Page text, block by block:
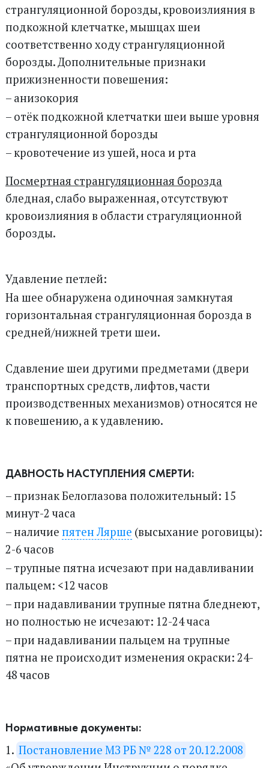
странгуляционной борозды, кровоизлияния в
подкожной клетчатке, мышцах шеи
соответственно ходу странгуляционной
борозды. Дополнительные признаки
прижизненности повешения:
– анизокория
– отёк подкожной клетчатки шеи выше уровня
странгуляционной борозды
– кровотечение из ушей, носа и рта
Посмертная странгуляционная борозда
бледная, слабо выраженная, отсутствуют
кровоизлияния в области страгуляционной
борозды.
Удавление петлей:
На шее обнаружена одиночная замкнутая
горизонтальная странгуляционная борозда в
средней/нижней трети шеи.
Сдавление шеи другими предметами (двери
транспортных средств, лифтов, части
производственных механизмов) относятся не
к повешению, а к удавлению.
ДАВНОСТЬ НАСТУПЛЕНИЯ СМЕРТИ:
– признак Белоглазова положительный: 15
минут-2 часа
– наличие пятен Лярше (высыхание роговицы):
2-6 часов
– трупные пятна исчезают при надавливании
пальцем: <12 часов
– при надавливании трупные пятна бледнеют,
но полностью не исчезают: 12-24 часа
– при надавливании пальцем на трупные
пятна не происходит изменения окраски: 24-
48 часов
Нормативные документы:
1. Постановление МЗ РБ № 228 от 20.12.2008